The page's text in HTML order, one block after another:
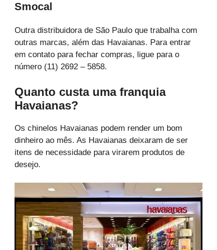
Smocal
Outra distribuidora de São Paulo que trabalha com
outras marcas, além das Havaianas. Para entrar
em contato para fechar compras, ligue para o
número (11) 2692 – 5858.
Quanto custa uma franquia
Havaianas?
Os chinelos Havaianas podem render um bom
dinheiro ao mês. As Havaianas deixaram de ser
itens de necessidade para virarem produtos de
desejo.